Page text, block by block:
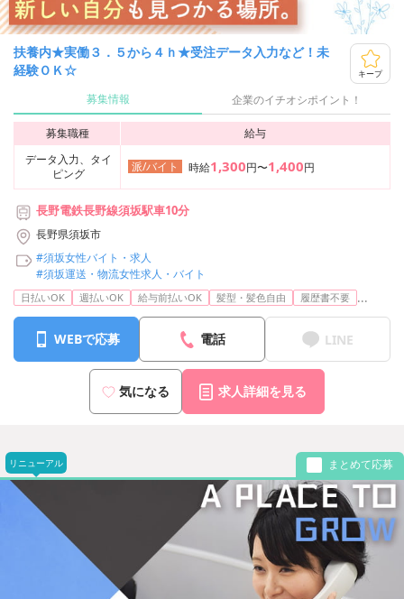
扶養内★実働３．５から４ｈ★受注データ入力など！未
経験ＯＫ☆
キープ
募集情報 企業のイチオシポイント！
募集職種
給与
データ入力、タイ
ピング
派/バイト 時給1,300円〜1,400円
長野電鉄長野線須坂駅車10分
長野県須坂市
#須坂女性バイト・求人
#須坂運送・物流女性求人・バイト
日払いOK 週払いOK 給与前払いOK 髪型・髪色自由 履歴書不要 ...
WEBで応募 電話 LINE
気になる 求人詳細を見る
リニューアル まとめて応募